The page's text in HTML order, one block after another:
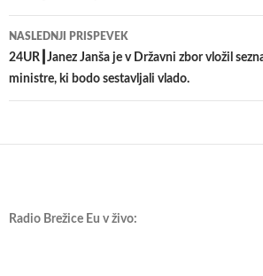
prispevkih
NASLEDNJI PRISPEVEK
24UR┃Janez Janša je v Državni zbor vložil
ministre, ki bodo sestavljali vlado.
Radio Brežice Eu v živo: